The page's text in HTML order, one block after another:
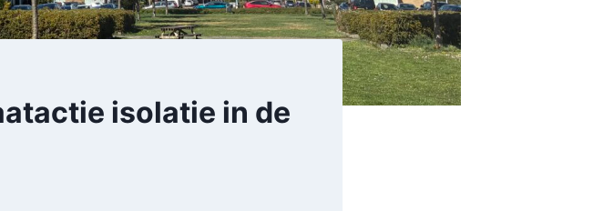
isolatie in de